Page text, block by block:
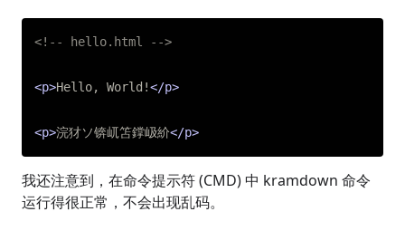
<!-- hello.html -->
<p>Hello, World!</p>
<p>浣犲ソ锛屼笘鐣岋紒</p>
我还注意到，在命令提示符 (CMD) 中 kramdown 命令
运行得很正常，不会出现乱码。